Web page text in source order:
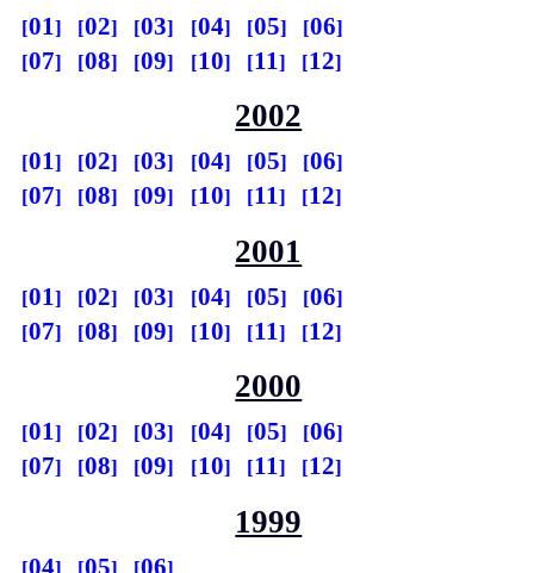
01 02 03 04 05
06
07
08 09 10 11 12
2002
01 02 03 04 05
06
07
08 09 10 11 12
2001
01 02 03 04 05
06
07
08 09 10 11 12
2000
01 02 03 04 05
06
07
08 09 10 11 12
1999
04 05 06